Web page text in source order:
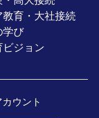
教育・大社接続
学び
ビジョン
ウント